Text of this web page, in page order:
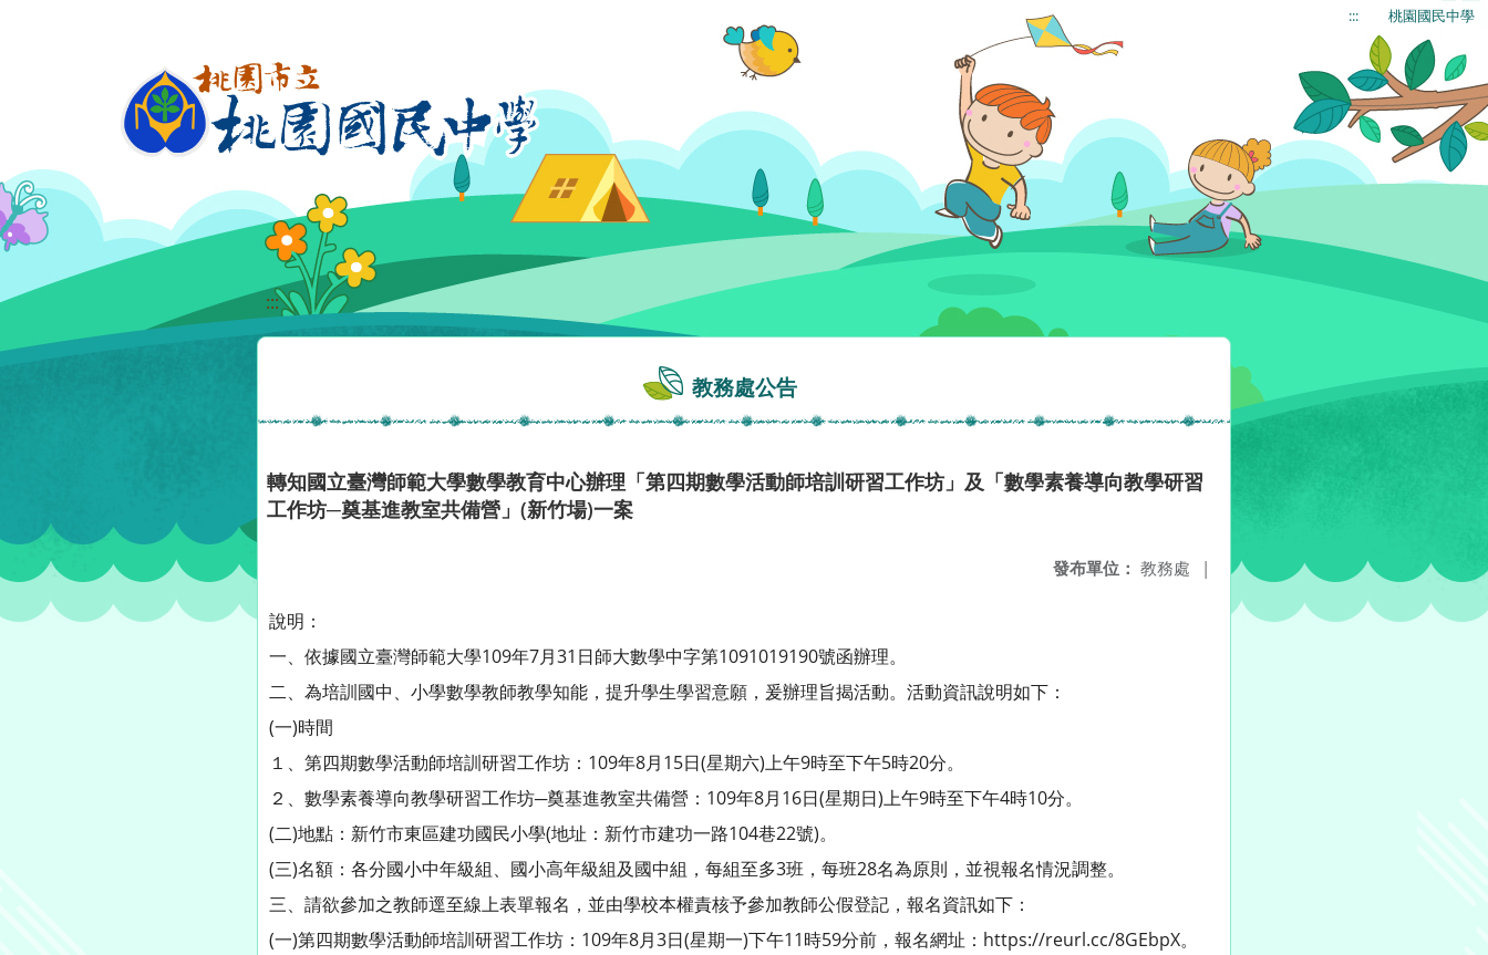
::: 桃園國民中學
:::
教務處公告
轉知國立臺灣師範大學數學教育中心辦理「第四期數學活動師培訓研習工作坊」及「數學素養導向教學研習
工作坊─奠基進教室共備營」(新竹場)一案
發布單位： 教務處 |
說明：
一、依據國立臺灣師範大學109年7月31日師大數學中字第1091019190號函辦理。
二、為培訓國中、小學數學教師教學知能，提升學生學習意願，爰辦理旨揭活動。活動資訊說明如下：
(一)時間
１、第四期數學活動師培訓研習工作坊：109年8月15日(星期六)上午9時至下午5時20分。
２、數學素養導向教學研習工作坊─奠基進教室共備營：109年8月16日(星期日)上午9時至下午4時10分。
(二)地點：新竹市東區建功國民小學(地址：新竹市建功一路104巷22號)。
(三)名額：各分國小中年級組、國小高年級組及國中組，每組至多3班，每班28名為原則，並視報名情況調整。
三、請欲參加之教師逕至線上表單報名，並由學校本權責核予參加教師公假登記，報名資訊如下：
(一)第四期數學活動師培訓研習工作坊：109年8月3日(星期一)下午11時59分前，報名網址：https://reurl.cc/8GEbpX。